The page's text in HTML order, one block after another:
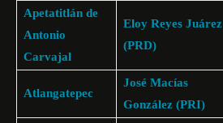
Apetatitlán de
Antonio
Carvajal
Eloy Reyes Juárez
(PRD)
Atlangatepec
José Macías
González (PRI)